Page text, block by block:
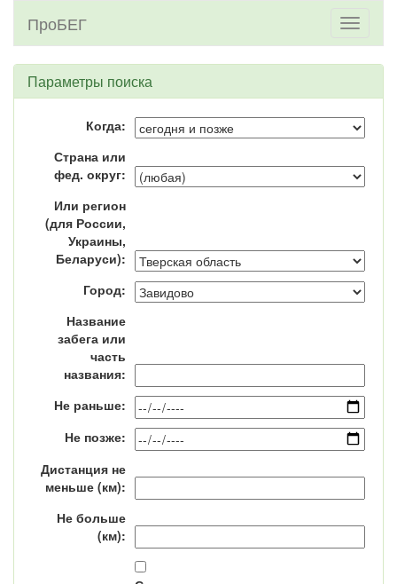
Toggle
ПроБЕГ
Параметры поиска
Когда:
Страна или
фед. округ:
Или регион
(для России,
Украины,
Беларуси):
Город:
Название
забега или
часть
названия:
Не раньше:
Не позже:
Дистанция не
меньше (км):
Не больше
(км):